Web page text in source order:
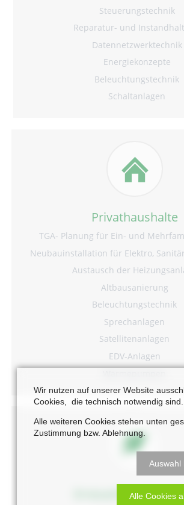
Steuerungstechnik
Reparatur- und
Datennetzwerktechnik
Energiekonzepte
Beleuchtungstechnik
Schaltanlagen
Privathaushalte
TGA- Planung für Ein- und
Neubauinstallation für Elektro,
Austausch der
Altbausanierung
Beleuchtungstechnik
Sprechanlagen
Satellitenanlagen
EDV-Anlagen
Erneuerbare
Wir nutzen auf unserer Website
Cookies, die technisch notwendig sind.
Alle weiteren Cookies stehen unten
Zustimmung bzw. Ablehnung.
Auswahl
Alle Cookies